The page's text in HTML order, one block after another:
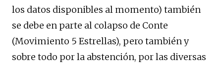
los datos disponibles al momento) también
se debe en parte al colapso de Conte
(Movimiento 5 Estrellas), pero también y
sobre todo por la abstención, por las diversas